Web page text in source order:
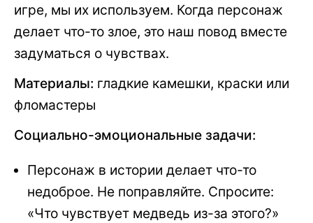
игре, мы их используем. Когда персонаж
делает что-то злое, это наш повод вместе
задуматься о чувствах.
Материалы: гладкие камешки, краски или
фломастеры
Социально-эмоциональные задачи:
Персонаж в истории делает что-то
недоброе. Не поправляйте. Спросите:
«Что чувствует медведь из-за этого?»